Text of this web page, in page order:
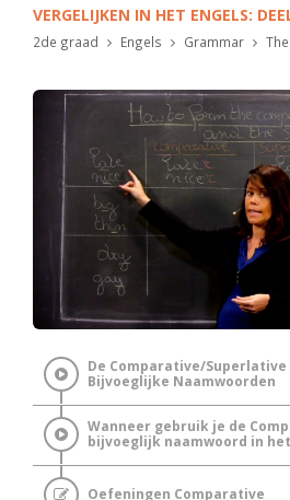
VERGELIJKEN IN HET ENGELS:
2de graad Engels Grammar
De Comparative/
Bijvoeglijke Naamwoorden
Wanneer gebruik je de
bijvoeglijk naamwoord in het
Oefeningen Comparative